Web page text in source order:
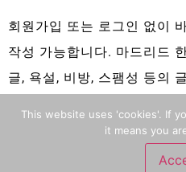
회원가입 또는 로그인 없이
작성 가능합니다. 마드리드
글, 욕설, 비방, 스팸성 등의
This website uses 'cookies'. If
it means you